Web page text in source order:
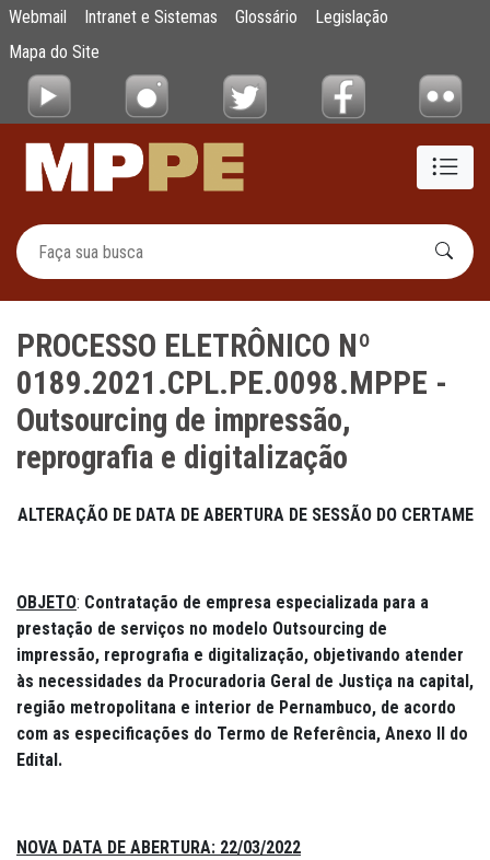
Pular para o Conteúdo principal
PROCESSO ELETRÔNICO Nº
Webmail Intranet e Sistemas Glossário
Legislação
Mapa do Site
PROCESSO ELETRÔNICO Nº
0189.2021.CPL.PE.0098.MPPE -
Outsourcing de impressão,
reprografia e digitalização
ALTERAÇÃO DE DATA DE ABERTURA DE SESSÃO DO CERTAME
OBJETO: Contratação de empresa especializada para a
prestação de serviços no modelo Outsourcing de
impressão, reprografia e digitalização, objetivando atender
às necessidades da Procuradoria Geral de Justiça na capital,
região metropolitana e interior de Pernambuco, de acordo
com as especificações do Termo de Referência, Anexo II do
Edital.
NOVA DATA DE ABERTURA: 22/03/2022